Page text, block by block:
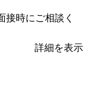
時にご相談く
詳細を表示